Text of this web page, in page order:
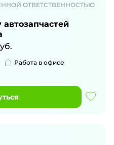
ОТВЕТСТВЕННОСТЬЮ
Работа в офисе